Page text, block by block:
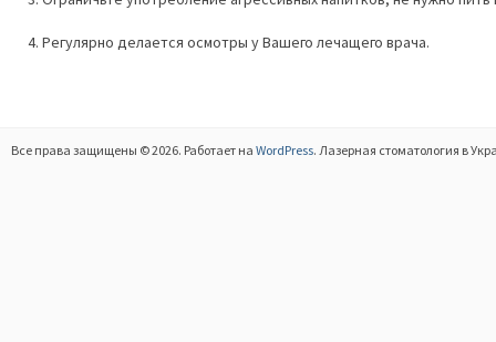
4. Регулярно делается осмотры у Вашего лечащего врача.
Все права защищены © 2026. Работает на WordPress. Лазерная стоматология в